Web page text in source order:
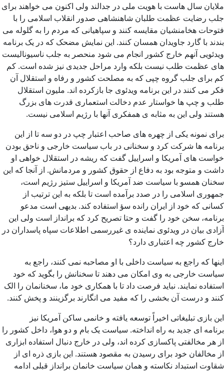
ملایان سال هاست با هویت ملی در جدالند ولی اکنون می خواهند برای
جلب رضایت عظمت طلبان شاهنشاهی صدور انقلاب اسلامی را با
فتوحات هخامنشیان مقایسه کنند و سپاهیانی که مردم را به گلوله می
بندند با گارد جاویدان همسان کنند. این نمایش مضحک که در یک برنامه
ویدئویی آنهم خارج کشور انجام می شود منحصر به جلب ناسیونالیست
های عظمت طلب نیست بلکه وارد مراحل جدیدی نیز شده است. کم
کم برای جلب گروه چپی که به مصلحت کشور و رفاه و استقلال آن
فکر می کنند در این برنامه ویدئوی جا بازکرده اند. ملیون استقلال
طلب و چپ ها خواستار عدم دخالت استعماری قدرت های بزرگ
هستند ولی این به مثابه ی همفکری آنها با رژیم اسلامی نیست.
برای نمونه یکی از چهره های صاحب اعتبار چپ در دو سه تا از این
برنامه ها شرکت کرد و سخنانی در باب سیاست خارجی و ناحق بودن
خواست های آمریکا و اسراییل گفت که ریشه در استقلال خواهی او
داشت و متوجه بود به دفاع از حقوق کشور و مردمانش. از آنجا که این
سخنان همسو با سیاست ضد آمریکا و اسراییل ستیز رژیم است،
جمهوری اسلامی را در صدد برآمده است تا بلکه به این ترتیب از
کسانی که خود از ایران رانده سؤ استفاده کند. بدیهی است مدعو
برنامه، سخن خود را گفت و حتا تصریح کرد که برانداز است ولی این
آزادی بیان در ویدئوی نماینده ی غیررسمی اطلاعات سپاه پاسداران در
خارج کشور چه اعتباری دارد؟
اینها که راجع به سیاست داخلی با او مصاحبه نمی کنند، راجع به
سیاست خارجی به وی امکان می دهند تا سخنانش را بگوید که خود
استفاده نمایند. نباید فرصت داد تا با همکاری خود ما، سخنانمان را الک
کنند و درست آن بخشی را که مفید می انگارند برگزینند و پخش کنند.
این بازی تبلیغاتی اخیراً توسعه یافته و خانمی ساکن آمریکا نیز
برنامه ای جدید به راه انداخته. سیاست یک بام و دو هوا، داخل کشور را
از هر مخالفتی پاکسازی کرده اند، ولی در خارج دنبال استفاده ابزاری
از مخالفان خود برای رسیدن به مقصود هستند. این بازی ذره ای از
شقاوت استبداد نکاسته و همان سیاست خانمان برانداز قبلی ادامه